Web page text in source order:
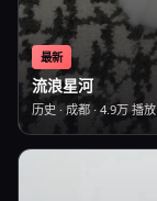
最新
流浪星河
历史 · 成都 · 4.9万 播放